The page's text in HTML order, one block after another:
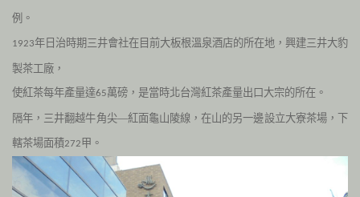
例。
1923年日治時期三井會社在目前大板根溫泉酒店的所在地，興建三井大豹
製茶工廠，
使紅茶每年產量達65萬磅，是當時北台灣紅茶產量出口大宗的所在。
隔年，三井翻越牛角尖—紅面龜山陵線，在山的另一邊設立大寮茶場，下
轄茶場面積272甲。